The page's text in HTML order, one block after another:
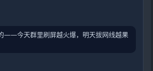
——今天群里刷屏越火爆，明天拔网线越果